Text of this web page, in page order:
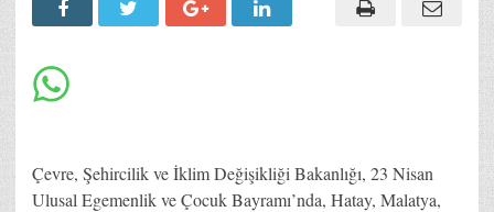
Çevre, Şehircilik ve İklim Değişikliği Bakanlığı, 23 Nisan
Ulusal Egemenlik ve Çocuk Bayramı’nda, Hatay, Malatya,